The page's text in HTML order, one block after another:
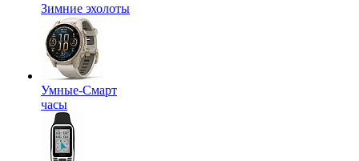
Зимние эхолоты
Умные-Смарт
часы